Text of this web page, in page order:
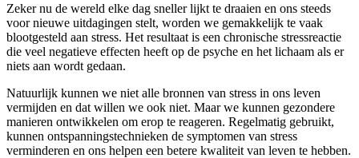
Zeker nu de wereld elke dag sneller lijkt te draaien en ons steeds
voor nieuwe uitdagingen stelt, worden we gemakkelijk te vaak
blootgesteld aan stress. Het resultaat is een chronische stressreactie
die veel negatieve effecten heeft op de psyche en het lichaam als er
niets aan wordt gedaan.
Natuurlijk kunnen we niet alle bronnen van stress in ons leven
vermijden en dat willen we ook niet. Maar we kunnen gezondere
manieren ontwikkelen om erop te reageren. Regelmatig gebruikt,
kunnen ontspanningstechnieken de symptomen van stress
verminderen en ons helpen een betere kwaliteit van leven te hebben.